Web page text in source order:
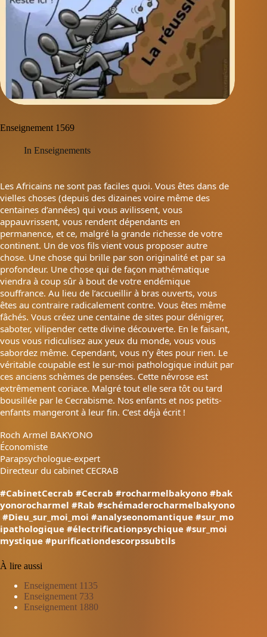
Enseignement 1569
In Enseignements
Les Africains ne sont pas faciles quoi. Vous êtes dans de
vielles choses (depuis des dizaines voire même des
centaines d’années) qui vous avilissent, vous
appauvrissent, vous rendent dépendants en
permanence, et ce, malgré la grande richesse de votre
continent. Un de vos fils vient vous proposer autre
chose. Une chose qui brille par son originalité et par sa
profondeur. Une chose qui de façon mathématique
viendra à coup sûr à bout de votre endémique
souffrance. Au lieu de l’accueillir à bras ouverts, vous
êtes au contraire radicalement contre. Vous êtes même
fâchés. Vous créez une centaine de sites pour dénigrer,
saboter, vilipender cette divine découverte. En le faisant,
vous vous ridiculisez aux yeux du monde, vous vous
sabordez même. Cependant, vous n’y êtes pour rien. Le
véritable coupable est le sur-moi pathologique induit par
ces anciens schèmes de pensées. Cette névrose est
extrêmement coriace. Malgré tout elle sera tôt ou tard
bousillée par le Cecrabisme. Nos enfants et nos petits-
enfants mangeront à leur fin. C’est déjà écrit !
Roch Armel BAKYONO
Économiste
Parapsychologue-expert
Directeur du cabinet CECRAB
#CabinetCecrab #Cecrab #rocharmelbakyono #bak
yonorocharmel #Rab #schémaderocharmelbakyono
#Dieu_sur_moi_moi #analyseonomantique #sur_mo
ipathologique #électrificationpsychique #sur_moi
mystique #purificationdescorpssubtils
À lire aussi
Enseignement 1135
Enseignement 733
Enseignement 1880